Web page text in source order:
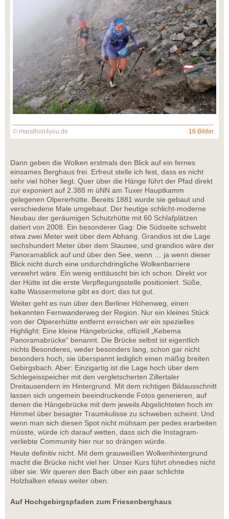
© marathon4you.de 16 Bilder
Dann geben die Wolken erstmals den Blick auf ein fernes
einsames Berghaus frei. Erfreut stelle ich fest, dass es nicht
sehr viel höher liegt. Quer über die Hänge führt der Pfad direkt
zur exponiert auf 2.388 m üNN am Tuxer Hauptkamm
gelegenen Olpererhütte. Bereits 1881 wurde sie gebaut und
verschiedene Male umgebaut. Der heutige schlicht-moderne
Neubau der geräumigen Schutzhütte mit 60 Schlafplätzen
datiert von 2008. Ein besonderer Gag: Die Südseite schwebt
etwa zwei Meter weit über dem Abhang. Grandios ist die Lage
sechshundert Meter über dem Stausee, und grandios wäre der
Panoramablick auf und über den See, wenn … ja wenn dieser
Blick nicht durch eine undurchdringliche Wolkenbarriere
verwehrt wäre. Ein wenig enttäuscht bin ich schon. Direkt vor
der Hütte ist die erste Verpflegungsstelle positioniert. Süße,
kalte Wassermelone gibt es dort; das tut gut.
Weiter geht es nun über den Berliner Höhenweg, einen
bekannten Fernwanderweg der Region. Nur ein kleines Stück
von der Olpererhütte entfernt erreichen wir ein spezielles
Highlight: Eine kleine Hängebrücke, offiziell „Kebema
Panoramabrücke“ benannt. Die Brücke selbst ist eigentlich
nichts Besonderes, weder besonders lang, schon gar nicht
besonders hoch, sie überspannt lediglich einen mäßig breiten
Gebirgsbach. Aber: Einzigartig ist die Lage hoch über dem
Schlegeisspeicher mit den vergletscherten Zillertaler
Dreitausendern im Hintergrund. Mit dem richtigen Bildausschnitt
lassen sich ungemein beeindruckende Fotos generieren, auf
denen die Hängebrücke mit dem jeweils Abgelichteten hoch im
Himmel über besagter Traumkulisse zu schweben scheint. Und
wenn man sich diesen Spot nicht mühsam per pedes erarbeiten
müsste, würde ich darauf wetten, dass sich die Instagram-
verliebte Community hier nur so drängen würde.
Heute definitiv nicht. Mit dem grauweißen Wolkenhintergrund
macht die Brücke nicht viel her. Unser Kurs führt ohnedies nicht
über sie: Wir queren den Bach über ein paar schlichte
Holzbalken etwas weiter oben.
Auf Hochgebirgspfaden zum Friesenberghaus